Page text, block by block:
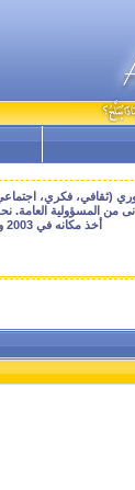
(ثقافي، فكري،
من المسؤولية
أخذ مكانه في 2003 و توقف قسراً نهاية 2009 - النسخة الحالية هنا هي ارشيفية للتصفح فقط